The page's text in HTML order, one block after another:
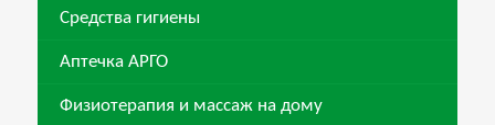
Средства гигиены
Аптечка АРГО
Физиотерапия и массаж на дому